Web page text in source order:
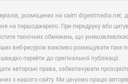
розміщених на сайті
на першоджерело. При передруку або
технічних обмежень, що
веб-ресурсів важливо розміщувати
перейти до оригінальної публікації.
авторські права, забезпечувати
з нашого сайту. Ми цінуємо працю